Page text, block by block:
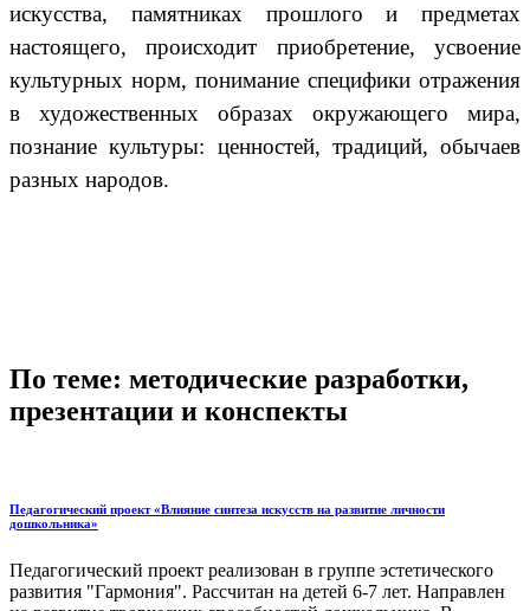
искусства, памятниках прошлого и предметах
настоящего, происходит приобретение, усвоение
культурных норм, понимание специфики отражения
в художественных образах окружающего мира,
познание культуры: ценностей, традиций, обычаев
разных народов.
По теме: методические разработки,
презентации и конспекты
Педагогический проект «Влияние синтеза искусств на развитие личности
дошкольника»
Педагогический проект реализован в группе эстетического
развития "Гармония". Рассчитан на детей 6-7 лет. Направлен